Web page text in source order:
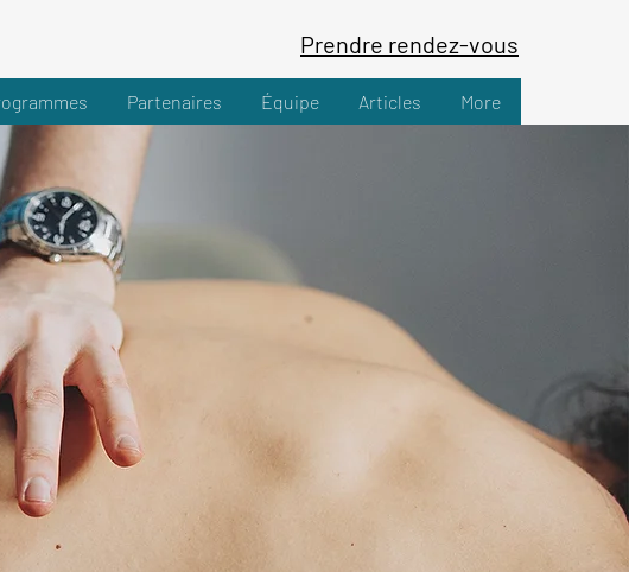
Prendre rendez-vous
Partenaires Équipe Articles More